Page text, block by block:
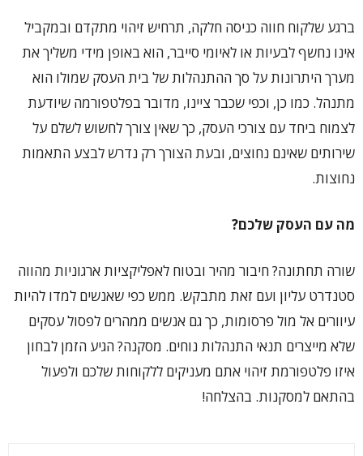
ברגע שלקוח חווה כניסה חלקה, תרחיש זיהוי מתקדם ובמקביל
אינו נחשף לבעיות או לאיומי סייבר, הוא באופן מידי משליך את
מערך היתרונות על סך ההתנהלות של בית העסק שמולו הוא
מתנהל. כמו כן, וכפי שכבר ציינו, מדובר בפלטפורמה שיודעת
לצמוח ביחד עם צורכי העסק, כך שאין צורך לחשוש לשלם על
שירותים שאינם נחוצים, ובעת הצורך רק נדרש לבצע התאמות
נחוצות.
מה עם העסק שלכם?
שורה תחתונה? חיבור מהיר ובטוח לאפליקציות ארגוניות מהווה
סטנדרט עליון ועם זאת מתבקש. ממש כפי שאנשים למדו להיות
עיוורים אל מול פרסומות, כך גם אנשים ממהרים לפסול עסקים
שלא מייצרים תנאי התנהלות נוחים. מסקנה? הגיע הזמן לבחון
איזו פלטפורמת זיהוי אתם מעניקים ללקוחות שלכם ולפעול
בהתאם למסקנות. בהצלחה!